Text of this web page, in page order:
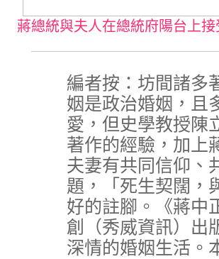
蔣總統與夫人在總統府陽台上
編者按：坊間諸多
姻是政治婚姻，且
愛，但史學教授陳
著作的經驗，加上
夫妻有共同信仰、
題，「死生契闊，
好的註腳。《蔣中
創（秀威資訊）出
深情的婚姻生活。